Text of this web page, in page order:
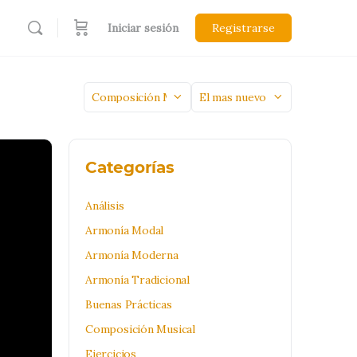
Iniciar sesión Registrarse
Categoría
Sort
Categorías
Análisis
Armonía Modal
Armonía Moderna
Armonía Tradicional
Buenas Prácticas
Composición Musical
Ejercicios